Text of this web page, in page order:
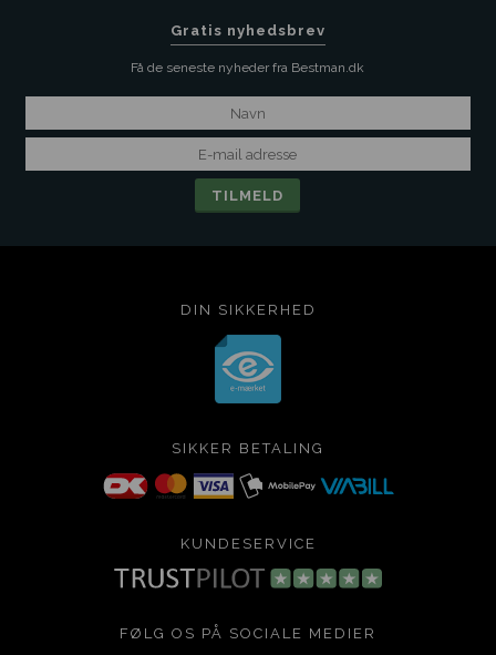
Gratis nyhedsbrev
Få de seneste nyheder fra Bestman.dk
DIN SIKKERHED
SIKKER BETALING
KUNDESERVICE
FØLG OS PÅ SOCIALE MEDIER